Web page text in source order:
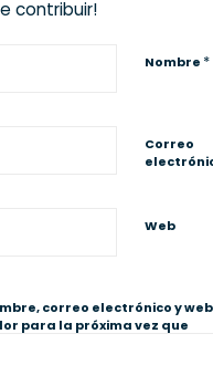
contribuir!
Nombre *
Correo
Web
correo electrónico y
para la próxima vez que